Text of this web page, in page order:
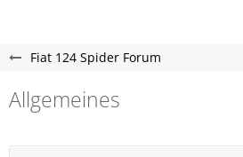
Fiat 124 Spider Forum
Allgemeines